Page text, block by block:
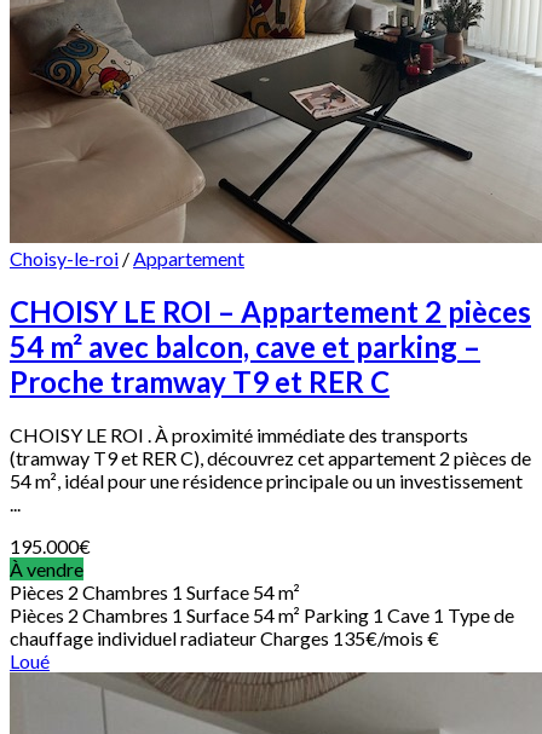
Choisy-le-roi /Appartement
CHOISY LE ROI – Appartement 2 pièces
54 m² avec balcon, cave et parking –
Proche tramway T9 et RER C
CHOISY LE ROI . À proximité immédiate des transports
(tramway T9 et RER C), découvrez cet appartement 2 pièces de
54 m², idéal pour une résidence principale ou un investissement
...
195.000€
À vendre
Pièces 2 Chambres 1 Surface 54 m²
Pièces 2 Chambres 1 Surface 54 m² Parking 1 Cave 1 Type de
chauffage individuel radiateurCharges 135€/mois €
Loué